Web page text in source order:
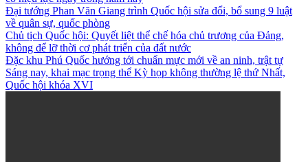
Đại tướng Phan Văn Giang trình Quốc hội sửa đổi, bổ sung 9 luật
về quân sự, quốc phòng
Chủ tịch Quốc hội: Quyết liệt thể chế hóa chủ trương của Đảng,
không để lỡ thời cơ phát triển của đất nước
Đặc khu Phú Quốc hướng tới chuẩn mực mới về an ninh, trật tự
Sáng nay, khai mạc trọng thể Kỳ họp không thường lệ thứ Nhất,
Quốc hội khóa XVI